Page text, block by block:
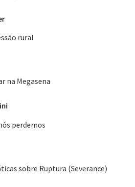
rural
na Megasena
perdemos
sobre Ruptura (Severance)